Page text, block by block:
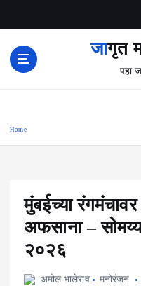
जागृत
पहा
Home
मुंबईच्या
अफसाना –
२०२६
अमोल भालेराव मनोरंजन